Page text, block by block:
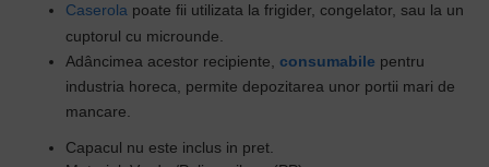
Caserola poate fii utilizata la frigider, congelator, sau la un
cuptorul cu microunde.
Adâncimea acestor recipiente, consumabile pentru
industria horeca, permite depozitarea unor portii mari de
mancare.
Capacul nu este inclus in pret.